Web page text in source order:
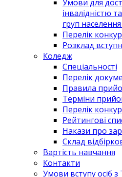
Умови для
інвалідністю
груп
Перелік
Розклад
Коледж
Спеціальності
Перелік
Правила
Терміни
Перелік
Рейтингові
Накази про
Склад
Вартість навчання
Контакти
Умови вступу осіб